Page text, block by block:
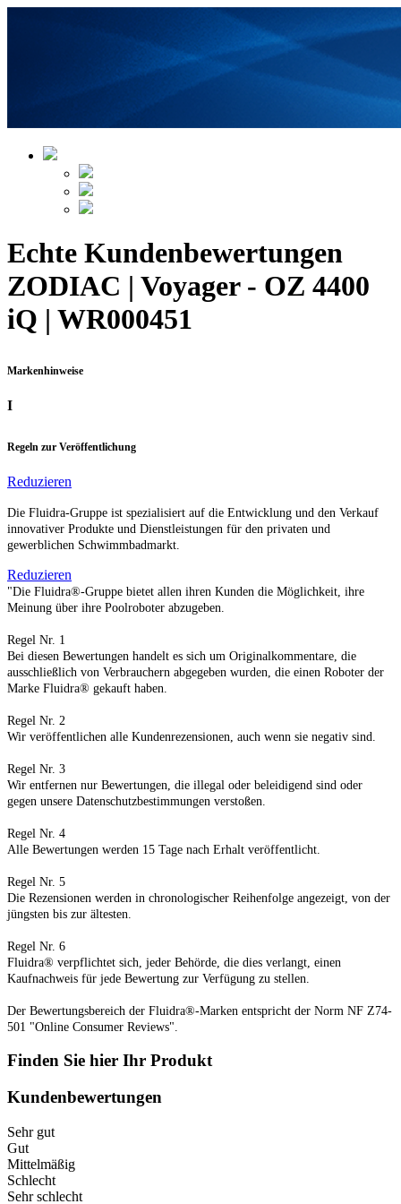
Echte Kundenbewertungen
ZODIAC | Voyager - OZ 4400
iQ | WR000451
Markenhinweise
I
Regeln zur Veröffentlichung
Reduzieren
Die Fluidra-Gruppe ist spezialisiert auf die Entwicklung und den Verkauf
innovativer Produkte und Dienstleistungen für den privaten und
gewerblichen Schwimmbadmarkt.
Reduzieren
"Die Fluidra®-Gruppe bietet allen ihren Kunden die Möglichkeit, ihre
Meinung über ihre Poolroboter abzugeben.
Regel Nr. 1
Bei diesen Bewertungen handelt es sich um Originalkommentare, die
ausschließlich von Verbrauchern abgegeben wurden, die einen Roboter der
Marke Fluidra® gekauft haben.
Regel Nr. 2
Wir veröffentlichen alle Kundenrezensionen, auch wenn sie negativ sind.
Regel Nr. 3
Wir entfernen nur Bewertungen, die illegal oder beleidigend sind oder
gegen unsere Datenschutzbestimmungen verstoßen.
Regel Nr. 4
Alle Bewertungen werden 15 Tage nach Erhalt veröffentlicht.
Regel Nr. 5
Die Rezensionen werden in chronologischer Reihenfolge angezeigt, von der
jüngsten bis zur ältesten.
Regel Nr. 6
Fluidra® verpflichtet sich, jeder Behörde, die dies verlangt, einen
Kaufnachweis für jede Bewertung zur Verfügung zu stellen.
Der Bewertungsbereich der Fluidra®-Marken entspricht der Norm NF Z74-
501 "Online Consumer Reviews".
Finden Sie hier Ihr Produkt
Kundenbewertungen
Sehr gut
Gut
Mittelmäßig
Schlecht
Sehr schlecht